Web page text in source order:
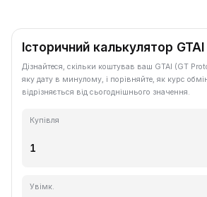
Історичний калькулятор
Дізнайтеся, скільки коштував ваш GTAI (GT
яку дату в минулому, і порівняйте, як курс
відрізняється від сьогоднішнього значення.
Купівля
Увімк.